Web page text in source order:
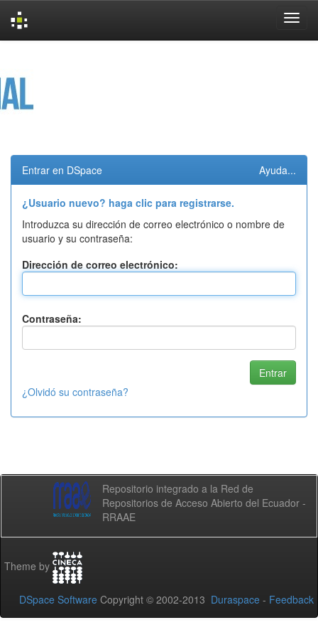
Entrar en DSpace Ayuda...
¿Usuario nuevo? haga clic para registrarse.
Introduzca su dirección de correo electrónico o nombre de
usuario y su contraseña:
Dirección de correo electrónico:
Contraseña:
¿Olvidó su contraseña?
Repositorio integrado a la Red de
Repositorios de Acceso Abierto del Ecuador -
RRAAE
Theme by
DSpace Software Copyright © 2002-2013 Duraspace - Feedback